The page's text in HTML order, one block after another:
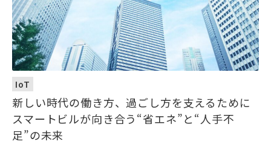
IoT
新しい時代の働き方、過ごし方を支えるために ――
スマートビルが向き合う“省エネ”と“人手不
足”の未来